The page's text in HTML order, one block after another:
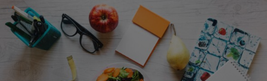
Entrar
Hablemos